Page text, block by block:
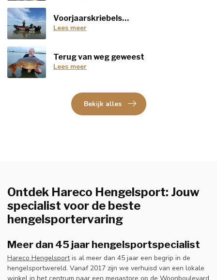
Voorjaarskriebels…
Lees meer
Terug van weg geweest
Lees meer
Bekijk alles
Ontdek Hareco Hengelsport: Jouw
specialist voor de beste
hengelsportervaring
Meer dan 45 jaar hengelsportspecialist
Hareco Hengelsportis al meer dan 45 jaar een begrip in de
hengelsportwereld. Vanaf 2017 zijn we verhuisd van een lokale
winkel in het centrum naar een megastore op de Woonboulevard